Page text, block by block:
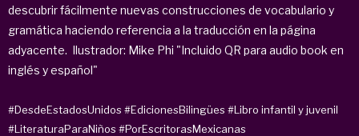
descubrir fácilmente nuevas construcciones de vocabulario y
gramática haciendo referencia a la traducción en la página
adyacente. Ilustrador: Mike Phi "Incluido QR para audio book en
inglés y español"
#DesdeEstadosUnidos #EdicionesBilingües #Libro infantil y juvenil
#LiteraturaParaNiños #PorEscritorasMexicanas